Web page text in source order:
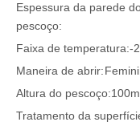
Espessura da parede
pescoço:
Faixa de temperatura:-
Maneira de abrir:
Altura do pescoço:
Tratamento da